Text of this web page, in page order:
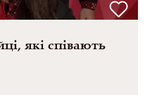
які співають